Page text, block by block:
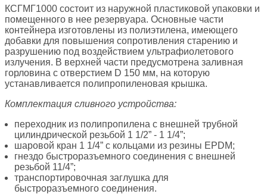
КСГМГ1000 состоит из наружной пластиковой упаковки и
помещенного в нее резервуара. Основные части
контейнера изготовлены из полиэтилена, имеющего
добавки для повышения сопротивления старению и
разрушению под воздействием ультрафиолетового
излучения. В верхней части предусмотрена заливная
горловина с отверстием D 150 мм, на которую
устанавливается полипропиленовая крышка.
Комплектация сливного устройства:
переходник из полипропилена с внешней трубной
цилиндрической резьбой 1 1/2” - 1 1/4”;
шаровой кран 1 1/4” c кольцами из резины EPDM;
гнездо быстроразъемного соединения с внешней
резьбой 11/4”;
транспортировочная заглушка для
быстроразъемного соединения.